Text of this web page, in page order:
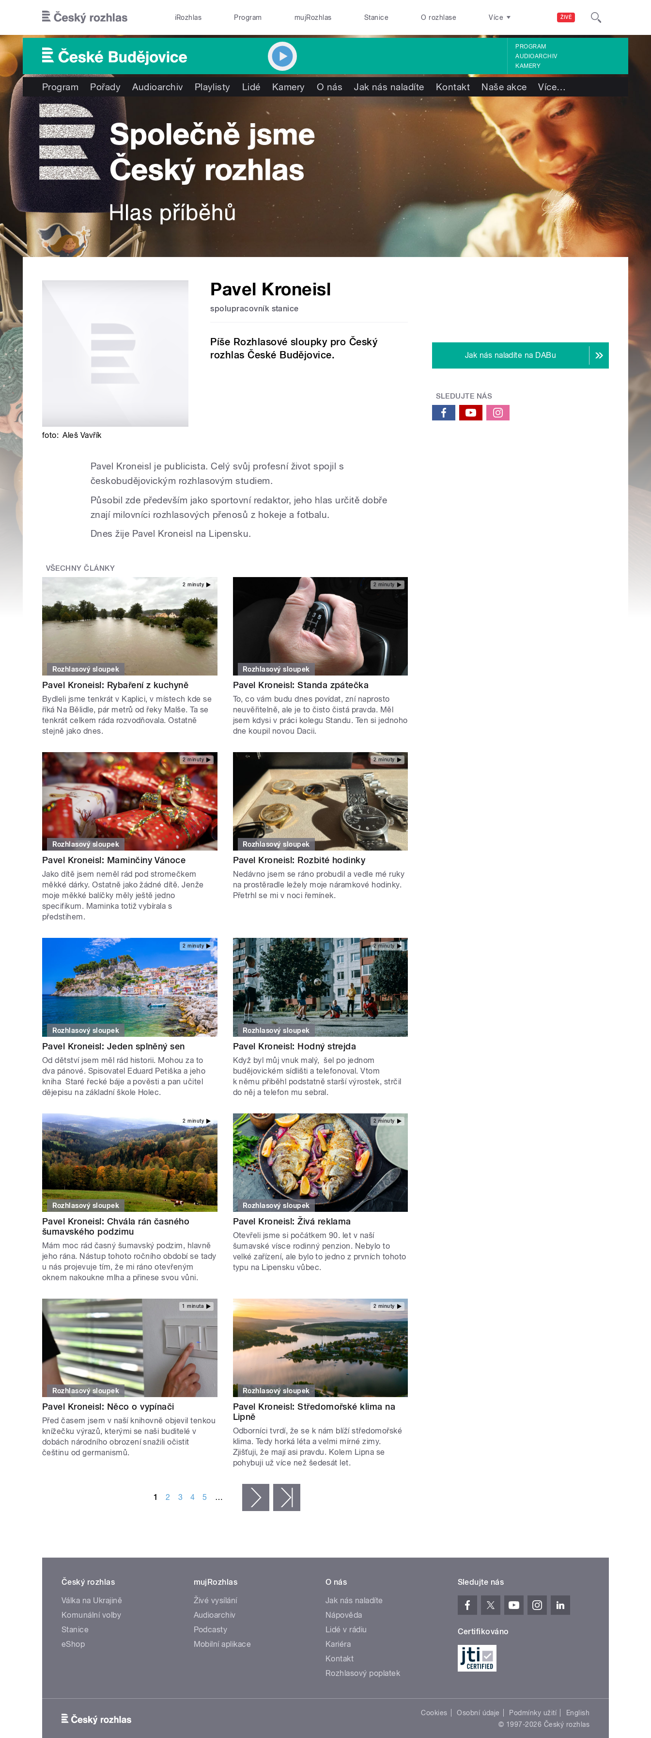
ŽIVĚ
iRozhlas Program mujRozhlas Stanice O rozhlase Více
PROGRAM
AUDIOARCHIV
KAMERY
Program Pořady Audioarchiv Playlisty Lidé Kamery O nás Jak nás naladíte Kontakt Naše akce Více…
Pavel Kroneisl
spolupracovník stanice
Píše Rozhlasové sloupky pro Český
rozhlas České Budějovice.
foto: Aleš Vavřík
Pavel Kroneisl je publicista. Celý svůj profesní život spojil s
českobudějovickým rozhlasovým studiem.
Působil zde především jako sportovní redaktor, jeho hlas určitě dobře
znají milovníci rozhlasových přenosů z hokeje a fotbalu.
Dnes žije Pavel Kroneisl na Lipensku.
VŠECHNY ČLÁNKY
2 minuty
Rozhlasový sloupek
Pavel Kroneisl: Rybaření z kuchyně
Bydleli jsme tenkrát v Kaplici, v místech kde se
říká Na Bělidle, pár metrů od řeky Malše. Ta se
tenkrát celkem ráda rozvodňovala. Ostatně
stejně jako dnes.
2 minuty
Rozhlasový sloupek
Pavel Kroneisl: Standa zpátečka
To, co vám budu dnes povídat, zní naprosto
neuvěřitelně, ale je to čisto čistá pravda. Měl
jsem kdysi v práci kolegu Standu. Ten si jednoho
dne koupil novou Dacii.
2 minuty
Rozhlasový sloupek
Pavel Kroneisl: Maminčiny Vánoce
Jako dítě jsem neměl rád pod stromečkem
měkké dárky. Ostatně jako žádné dítě. Jenže
moje měkké balíčky měly ještě jedno
specifikum. Maminka totiž vybírala s
předstihem.
2 minuty
Rozhlasový sloupek
Pavel Kroneisl: Rozbité hodinky
Nedávno jsem se ráno probudil a vedle mé ruky
na prostěradle ležely moje náramkové hodinky.
Přetrhl se mi v noci řemínek.
2 minuty
Rozhlasový sloupek
Pavel Kroneisl: Jeden splněný sen
Od dětství jsem měl rád historii. Mohou za to
dva pánové. Spisovatel Eduard Petiška a jeho
kniha Staré řecké báje a pověsti a pan učitel
dějepisu na základní škole Holec.
2 minuty
Rozhlasový sloupek
Pavel Kroneisl: Hodný strejda
Když byl můj vnuk malý, šel po jednom
budějovickém sídlišti a telefonoval. Vtom
k němu přiběhl podstatně starší výrostek, strčil
do něj a telefon mu sebral.
2 minuty
Rozhlasový sloupek
Pavel Kroneisl: Chvála rán časného
šumavského podzimu
Mám moc rád časný šumavský podzim, hlavně
jeho rána. Nástup tohoto ročního období se tady
u nás projevuje tím, že mi ráno otevřeným
oknem nakoukne mlha a přinese svou vůni.
2 minuty
Rozhlasový sloupek
Pavel Kroneisl: Živá reklama
Otevřeli jsme si počátkem 90. let v naší
šumavské vísce rodinný penzion. Nebylo to
velké zařízení, ale bylo to jedno z prvních tohoto
typu na Lipensku vůbec.
1 minuta
Rozhlasový sloupek
Pavel Kroneisl: Něco o vypínači
Před časem jsem v naší knihovně objevil tenkou
knížečku výrazů, kterými se naši buditelé v
dobách národního obrození snažili očistit
češtinu od germanismů.
2 minuty
Rozhlasový sloupek
Pavel Kroneisl: Středomořské klima na
Lipně
Odborníci tvrdí, že se k nám blíží středomořské
klima. Tedy horká léta a velmi mírné zimy.
Zjišťuji, že mají asi pravdu. Kolem Lipna se
pohybuji už více než šedesát let.
1 2 3 4 5 … následující ›
Jak nás naladíte na DABu
SLEDUJTE NÁS
Český rozhlas
Válka na Ukrajině
Komunální volby
Stanice
eShop
mujRozhlas
Živé vysílání
Audioarchiv
Podcasty
Mobilní aplikace
O nás
Jak nás naladíte
Nápověda
Lidé v rádiu
Kariéra
Kontakt
Rozhlasový poplatek
Sledujte nás
Certifikováno
Cookies Osobní údaje Podmínky užití
English
© 1997-2026 Český rozhlas